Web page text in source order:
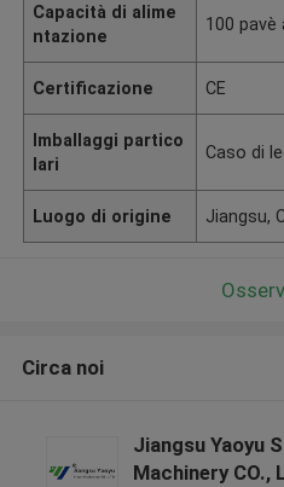
Capacità di alime
ntazione
100 pavè
Certificazione CE
Imballaggi partico
lari
Caso di
Luogo di origine Jiangsu,
Circa noi
Jiangsu Yaoyu
Machinery CO.,